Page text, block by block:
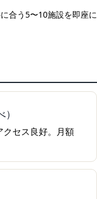
合う5〜10施設を即座に
クセス良好。月額